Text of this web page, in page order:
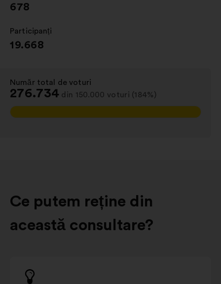
678
Participanți
:
19.668
Număr total de voturi
:
276.734 din 150.000 voturi (184%)
Ce putem reține din
această consultare?